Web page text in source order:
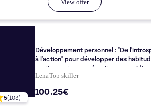
View offer
5(103)
Développement personnel : "De
à l'action" pour développer des
soutiennent votre réussite au
spéciale !
LenaTop skiller
100.25€